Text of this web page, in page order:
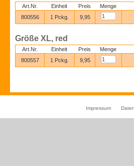
Art.Nr. Einheit Preis
Menge
800556
1 Pckg. 9,95
Größe XL, red
Art.Nr. Einheit Preis
Menge
800557
1 Pckg. 9,95
Impressum